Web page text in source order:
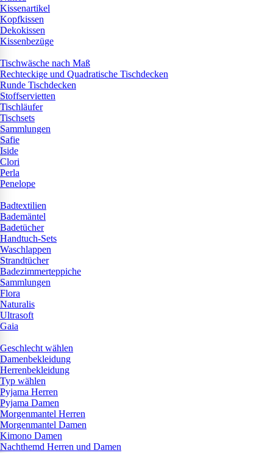
Kissenartikel
Kopfkissen
Dekokissen
Kissenbezüge
Tischwäsche nach Maß
Rechteckige und Quadratische Tischdecken
Runde Tischdecken
Stoffservietten
Tischläufer
Tischsets
Sammlungen
Safie
Iside
Clori
Perla
Penelope
Badtextilien
Bademäntel
Badetücher
Handtuch-Sets
Waschlappen
Strandtücher
Badezimmerteppiche
Sammlungen
Flora
Naturalis
Ultrasoft
Gaia
Geschlecht wählen
Damenbekleidung
Herrenbekleidung
Typ wählen
Pyjama Herren
Pyjama Damen
Morgenmantel Herren
Morgenmantel Damen
Kimono Damen
Nachthemd Herren und Damen